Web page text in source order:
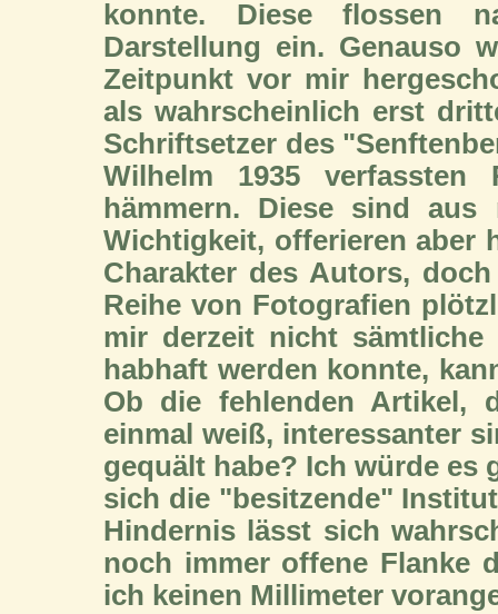
konnte. Diese flossen
Darstellung ein. Genauso
Zeitpunkt vor mir
als wahrscheinlich erst
Schriftsetzer des
Wilhelm 1935
hämmern. Diese sind
Wichtigkeit, offerieren aber
Charakter des Autors,
Reihe von Fotografien
mir derzeit nicht sämtliche
habhaft werden konnte,
Ob die fehlenden Artikel,
einmal weiß, interessanter
gequält habe? Ich würde es
sich die "besitzende"
Hindernis lässt sich
noch immer offene Flanke
ich keinen Millimeter